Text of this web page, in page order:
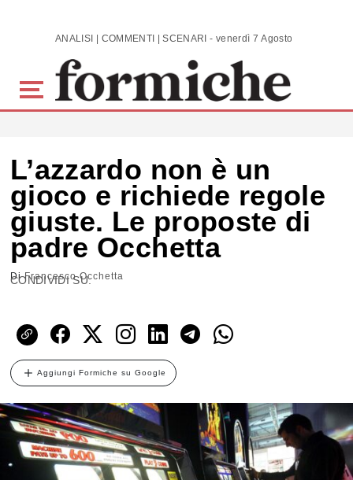
Skip to main content ANALISI | COMMENTI | SCENARI - venerdì 7 Agosto 2026
L’azzardo non è un
gioco e richiede regole
giuste. Le proposte di
padre Occhetta
DiFrancesco Occhetta
CONDIVIDI SU:
Aggiungi Formiche su Google